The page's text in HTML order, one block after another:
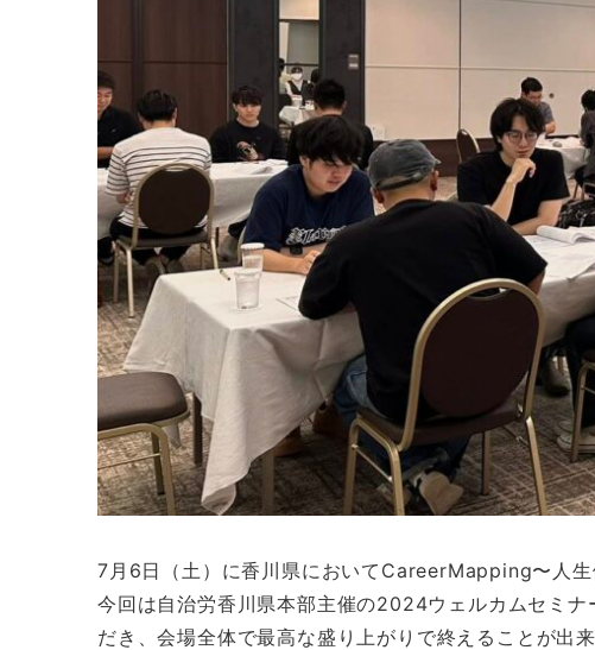
7月6日（土）に香川県においてCareerMapping〜人生
今回は自治労香川県本部主催の2024ウェルカムセミ
だき、会場全体で最高な盛り上がりで終えることが出来